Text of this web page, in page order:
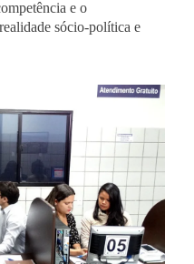
e o
sócio-política e